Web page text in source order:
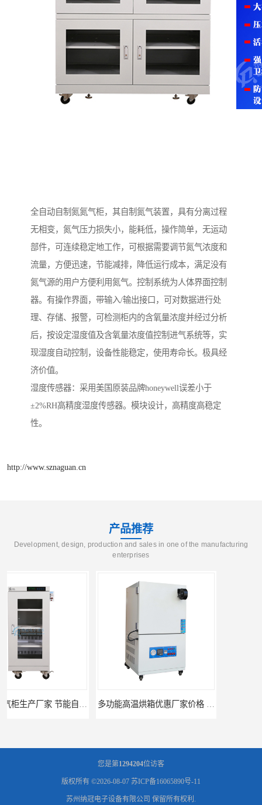
全自动自制氮氮气柜，其自制氮气装置，具有分离过程
无相变，氮气压力损失小，能耗低，操作简单，无运动
部件，可连续稳定地工作，可根据需要调节氮气浓度和
流量，方便迅速，节能减排，降低运行成本，满足没有
氮气源的用户方便利用氮气。控制系统为人体界面控制
器。有操作界面，带输入/输出接口，可对数据进行处
理、存储、报警，可检测柜内的含氧量浓度并经过分析
后，按设定湿度值及含氧量浓度值控制进气系统等，实
现湿度自动控制，设备性能稳定，使用寿命长。极具经
济价值。
湿度传感器：采用美国原装品牌honeywell误差小于
±2%RH高精度湿度传感器。模块设计，高精度高稳定
性。
http://www.sznaguan.cn
产品推荐
Development, design, production and sales in one of the manufacturing
enterprises
多功能高温烘箱优惠厂家价格 高温干燥箱供应直销
您是第1294204位访客
版权所有 ©2026-08-07 苏ICP备16065890号-11
苏州纳冠电子设备有限公司 保留所有权利.